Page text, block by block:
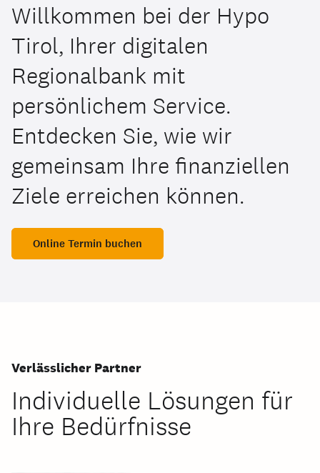
Willkommen bei der Hypo
Tirol, Ihrer digitalen
Regionalbank mit
persönlichem Service.
Entdecken Sie, wie wir
gemeinsam Ihre finanziellen
Ziele erreichen können.
Online Termin buchen
Verlässlicher Partner
Individuelle Lösungen für
Ihre Bedürfnisse